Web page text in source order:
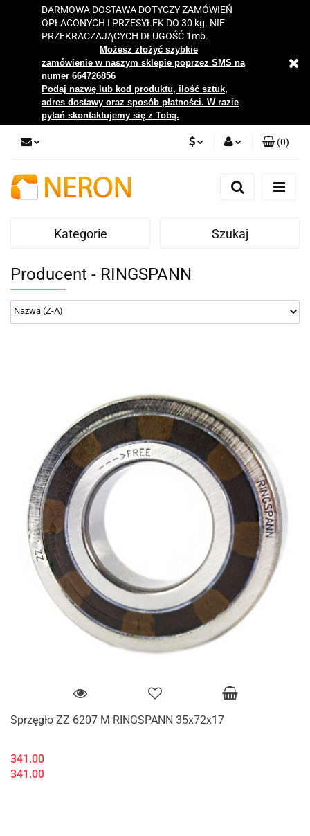
DARMOWA DOSTAWA DOTYCZY ZAMÓWIEŃ
OPŁACONYCH I PRZESYŁEK DO 30 kg. NIE
PRZEKRACZAJĄCYCH DŁUGOŚĆ 1mb.
Możesz złożyć szybkie
zamówienie w naszym sklepie poprzez SMS na
numer 664726856
Podaj nazwę lub kod produktu, ilość sztuk,
adres dostawy oraz sposób płatności. W razie
pytań skontaktujemy się z Tobą.
Zaloguj się
Zgody cookies
(0)
Kategorie Szukaj
Producent - RINGSPANN
Sprzęgło ZZ 6207 M RINGSPANN 35x72x17
341.00
341.00